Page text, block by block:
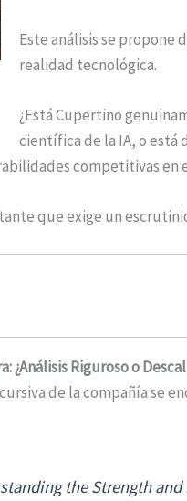
Este análisis se propone
realidad tecnológica.
¿Está Cupertino
científica de la IA, o está
competitivas en
que exige un
¿Análisis Riguroso o
de la compañía se
the Strength